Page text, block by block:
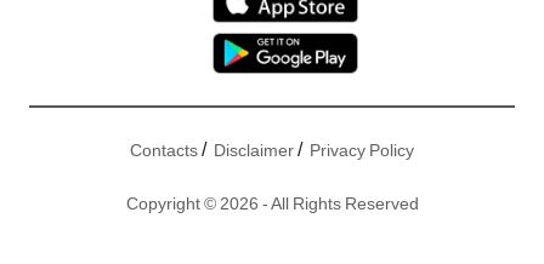
Contacts/ Disclaimer/ Privacy Policy
Copyright © 2026 - All Rights Reserved